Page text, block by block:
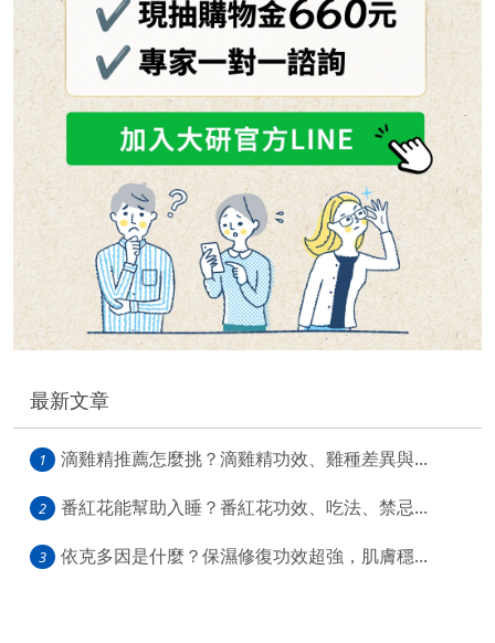
最新文章
1 滴雞精推薦怎麼挑？滴雞精功效、雞種差異與...
2 番紅花能幫助入睡？番紅花功效、吃法、禁忌...
3 依克多因是什麼？保濕修復功效超強，肌膚穩...